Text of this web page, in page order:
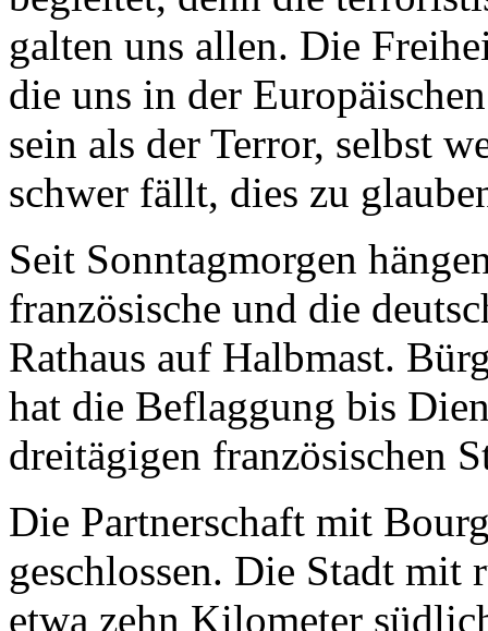
galten uns allen. Die
die uns in der
sein als der Terror, selbst
schwer fällt, dies zu
Seit Sonntagmorgen
französische und die
Rathaus auf Halbmast.
hat die Beflaggung bis
dreitägigen französischen
Die Partnerschaft mit
geschlossen. Die Stadt
etwa zehn Kilometer